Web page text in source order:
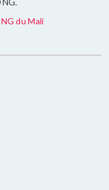
du Mali